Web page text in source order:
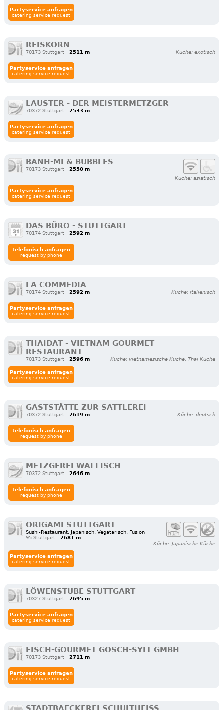
Partyservice anfragen
catering service request
REISKORN
70173 Stuttgart 2511 m Küche: exotisch
Partyservice anfragen
catering service request
LAUSTER - DER MEISTERMETZGER
70372 Stuttgart 2533 m
Partyservice anfragen
catering service request
BANH-MI & BUBBLES
70173 Stuttgart
2550 m
Küche: asiatisch
Partyservice anfragen
catering service request
DAS BÜRO - STUTTGART
70174 Stuttgart 2592 m
telefonisch anfragen
request by phone
LA COMMEDIA
70174 Stuttgart 2592 m Küche: italienisch
Partyservice anfragen
catering service request
THAIDAT - VIETNAM GOURMET
RESTAURANT
70173 Stuttgart 2596 m Küche: vietnamesische Küche, Thai Küche
Partyservice anfragen
catering service request
GASTSTÄTTE ZUR SATTLEREI
70372 Stuttgart 2619 m Küche: deutsch
telefonisch anfragen
request by phone
METZGEREI WALLISCH
70372 Stuttgart 2646 m
telefonisch anfragen
request by phone
ORIGAMI STUTTGART
Sushi-Restaurant, Japanisch, Vegatarisch, Fusion
95 Stuttgart
2681 m
Küche: Japanische Küche
Partyservice anfragen
catering service request
LÖWENSTUBE STUTTGART
70327 Stuttgart 2695 m
Partyservice anfragen
catering service request
FISCH-GOURMET GOSCH-SYLT GMBH
70173 Stuttgart 2711 m
Partyservice anfragen
catering service request